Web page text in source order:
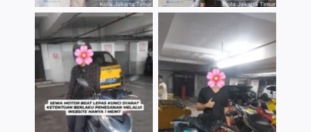
TNo Caption TNo Caption